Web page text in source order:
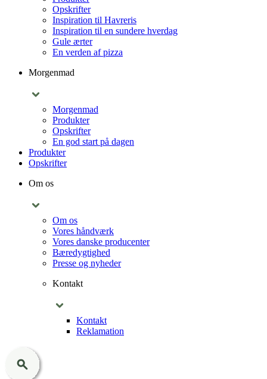
Opskrifter
Inspiration til Havreris
Inspiration til en sundere hverdag
Gule ærter
En verden af pizza
Morgenmad
Morgenmad
Produkter
Opskrifter
En god start på dagen
Produkter
Opskrifter
Om os
Om os
Vores håndværk
Vores danske producenter
Bæredygtighed
Presse og nyheder
Kontakt
Kontakt
Reklamation